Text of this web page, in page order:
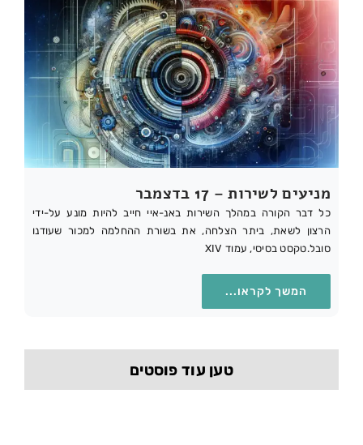
מניעים לשירות – 17 בדצמבר
כל דבר הקורה במהלך השירות באנ-איי חייב להיות מונע על-ידי
הרצון לשאת, ביתר הצלחה, את בשורת ההחלמה למכור שעודנו
סובל.טקסט בסיסי, עמוד XIV
המשך לקראו...
טען עוד פוסטים